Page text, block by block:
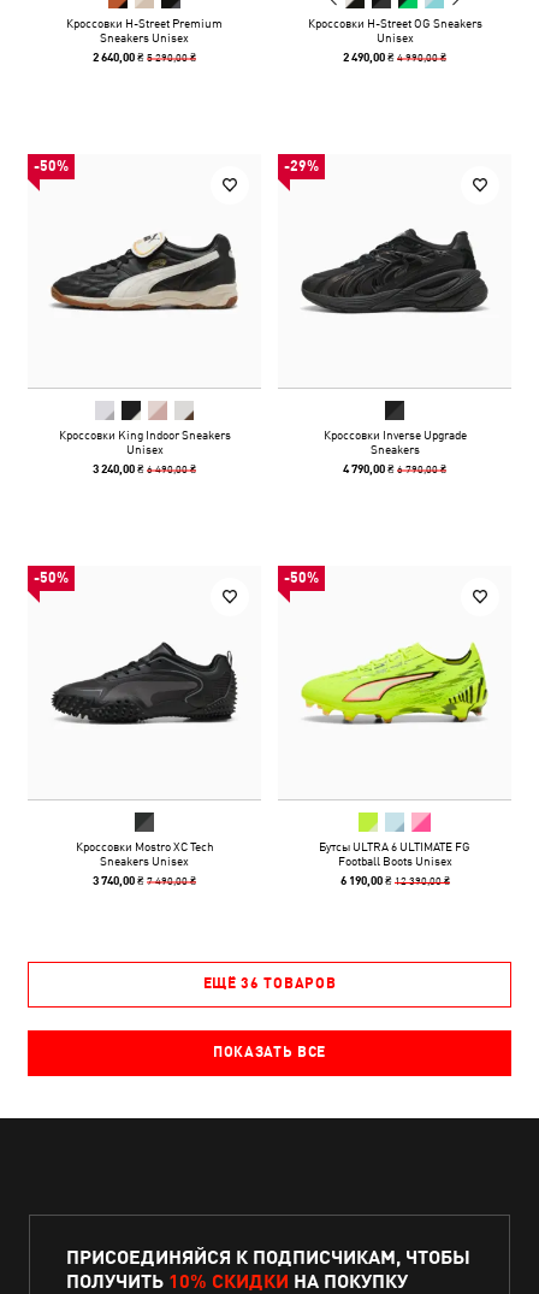
Кроссовки H-Street Premium
Sneakers Unisex
2 640,00 ₴5 290,00 ₴
Кроссовки H-Street OG Sneakers
Unisex
2 490,00 ₴4 990,00 ₴
-50%
Кроссовки King Indoor Sneakers
Unisex
3 240,00 ₴6 490,00 ₴
-29%
Кроссовки Inverse Upgrade
Sneakers
4 790,00 ₴6 790,00 ₴
-50%
Кроссовки Mostro XC Tech
Sneakers Unisex
3 740,00 ₴7 490,00 ₴
-50%
Бутсы ULTRA 6 ULTIMATE FG
Football Boots Unisex
6 190,00 ₴ 12 390,00 ₴
ЕЩЁ 36 ТОВАРОВ
ПОКАЗАТЬ ВСЕ
ПРИСОЕДИНЯЙСЯ К ПОДПИСЧИКАМ, ЧТОБЫ
ПОЛУЧИТЬ 10% СКИДКИ НА ПОКУПКУ